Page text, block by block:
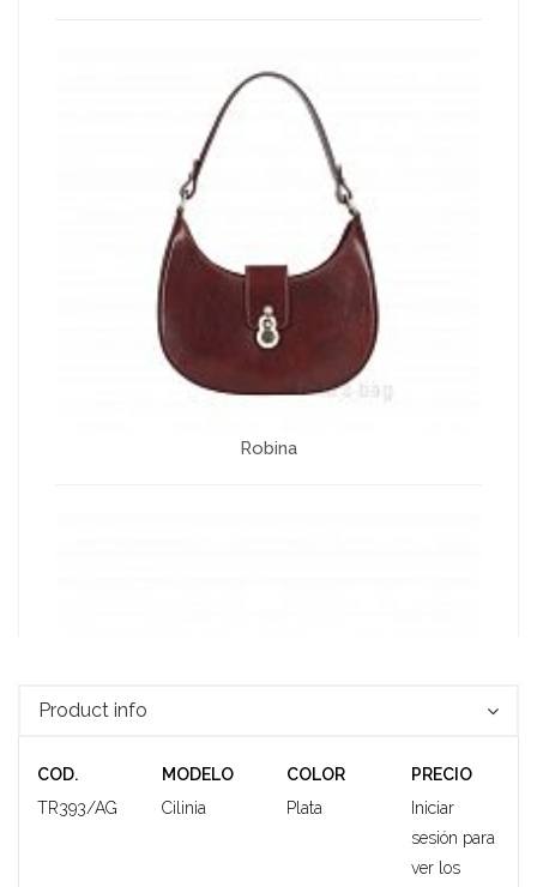
Robina
Product info
COD. MODELO COLOR
PRECIO
TR393/AG
Cilinia Plata
Iniciar
sesión para
ver los